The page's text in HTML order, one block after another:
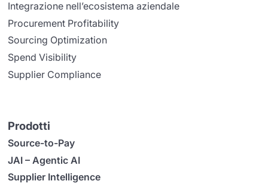
Integrazione nell’ecosistema aziendale
Procurement Profitability
Sourcing Optimization
Spend Visibility
Supplier Compliance
Prodotti
Source-to-Pay
JAI – Agentic AI
Supplier Intelligence